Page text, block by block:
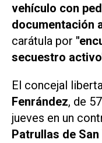
vehículo con
documentación
carátula por
secuestro
El concejal
Fenrández, de
jueves en un
Patrullas de